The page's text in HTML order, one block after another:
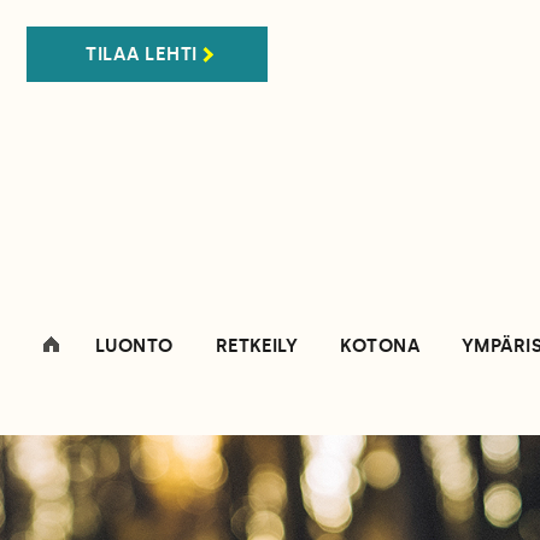
TILAA LEHTI
LUONTO RETKEILY KOTONA